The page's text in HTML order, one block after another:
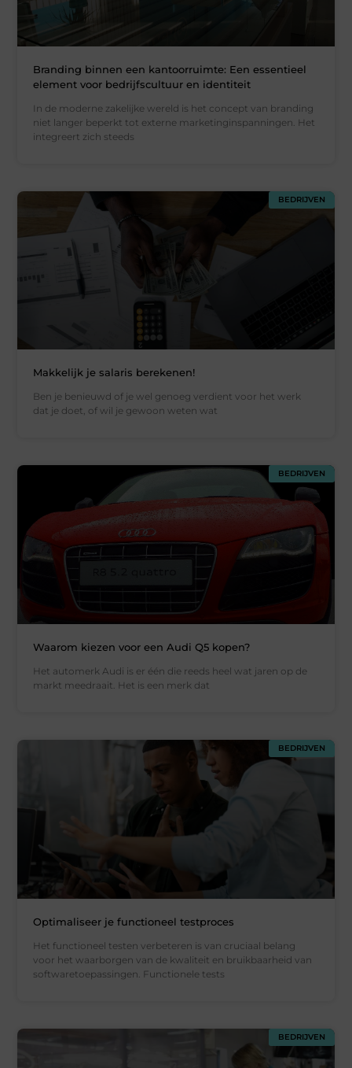
Branding binnen een kantoorruimte: Een essentieel
element voor bedrijfscultuur en identiteit
In de moderne zakelijke wereld is het concept van branding
niet langer beperkt tot externe marketinginspanningen. Het
integreert zich steeds
BEDRIJVEN
Makkelijk je salaris berekenen!
Ben je benieuwd of je wel genoeg verdient voor het werk
dat je doet, of wil je gewoon weten wat
BEDRIJVEN
Waarom kiezen voor een Audi Q5 kopen?
Het automerk Audi is er één die reeds heel wat jaren op de
markt meedraait. Het is een merk dat
BEDRIJVEN
Optimaliseer je functioneel testproces
Het functioneel testen verbeteren is van cruciaal belang
voor het waarborgen van de kwaliteit en bruikbaarheid van
softwaretoepassingen. Functionele tests
BEDRIJVEN